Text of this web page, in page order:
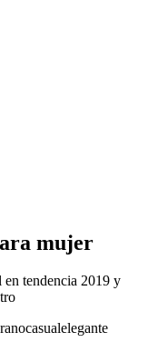
mujer
en tendencia 2019 y
casualelegante